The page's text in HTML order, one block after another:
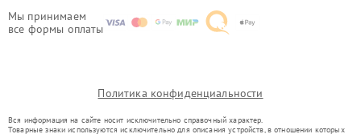
Мы принимаем
все формы оплаты
Политика конфиденциальности
Вся информация на сайте носит исключительно справочный характер.
Товарные знаки используются исключительно для описания устройств, в отношении которых